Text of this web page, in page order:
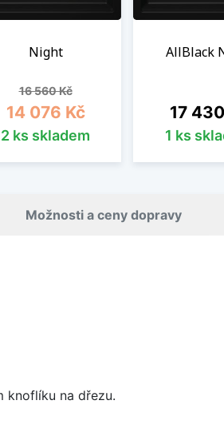
Night
Běžná cena
16 560 KčCena
14 076 Kč
2 ks skladem
AllBlack
Cena
17
1 ks
Možnosti a ceny dopravy
knoflíku na dřezu.